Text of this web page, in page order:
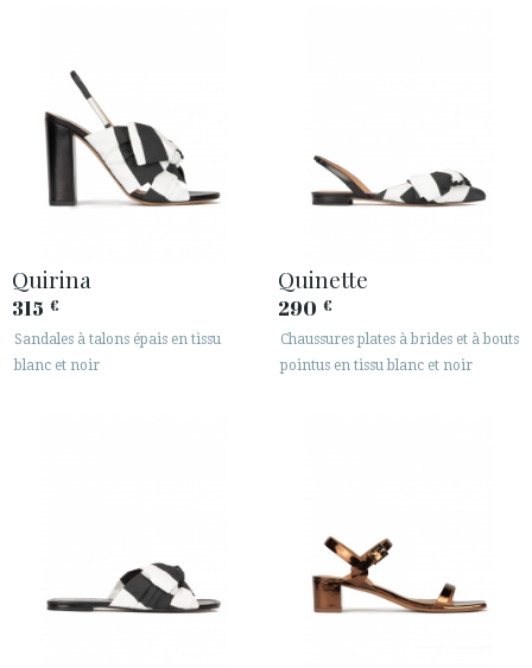
Quirina
315 €
Sandales à talons épais en tissu
blanc et noir
Quinette
290 €
Chaussures plates à brides et à bouts
pointus en tissu blanc et noir